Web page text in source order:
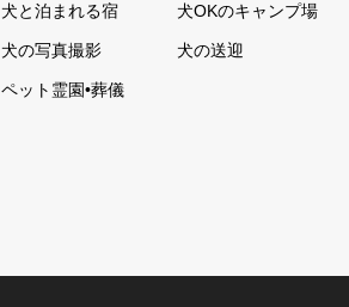
犬と泊まれる宿 犬OKのキャンプ場
犬の写真撮影 犬の送迎
ペット霊園•葬儀